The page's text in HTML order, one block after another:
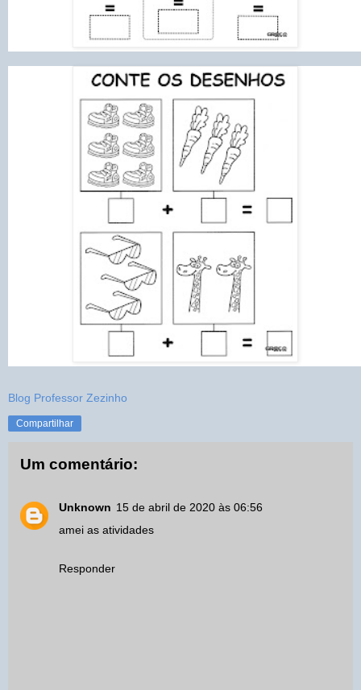
Blog Professor Zezinho
Compartilhar
Um comentário:
Unknown 15 de abril de 2020 às 06:56
amei as atividades
Responder